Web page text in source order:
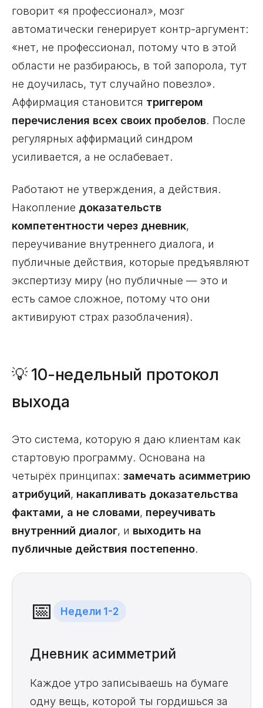
говорит «я профессионал», мозг
автоматически генерирует контр-аргумент:
«нет, не профессионал, потому что в этой
области не разбираюсь, в той запорола, тут
не доучилась, тут случайно повезло».
Аффирмация становится триггером
перечисления всех своих пробелов. После
регулярных аффирмаций синдром
усиливается, а не ослабевает.
Работают не утверждения, а действия.
Накопление доказательств
компетентности через дневник,
переучивание внутреннего диалога, и
публичные действия, которые предъявляют
экспертизу миру (но публичные — это и
есть самое сложное, потому что они
активируют страх разоблачения).
💡 10-недельный протокол
выхода
Это система, которую я даю клиентам как
стартовую программу. Основана на
четырёх принципах: замечать асимметрию
атрибуций, накапливать доказательства
фактами, а не словами, переучивать
внутренний диалог, и выходить на
публичные действия постепенно.
📅 Недели 1-2
Дневник асимметрий
Каждое утро записываешь на бумаге
одну вещь, которой ты гордишься за